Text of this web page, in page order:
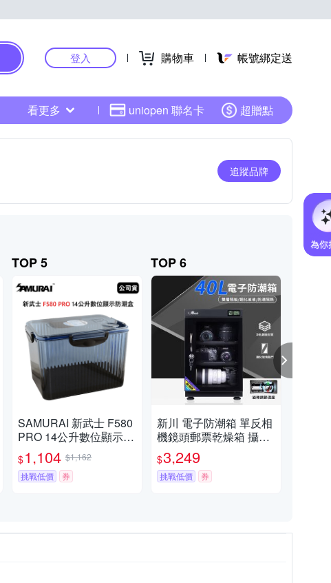
登入 購物車 帳號綁定送
看更多 uniopen 聯名卡 超贈點
追蹤品牌
TOP 5
SAMURAI 新武士 F580
PRO 14公升數位顯示防
潮盒 (公司貨)
$1,104 $1,162
挑戰低價
券
TOP 6
新川 電子防潮箱 單反相
機鏡頭郵票乾燥箱 攝影
器材除吸濕卡櫃
$3,249
挑戰低價 券